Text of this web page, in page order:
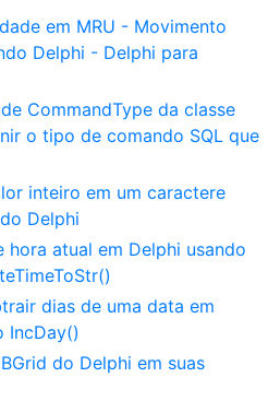
em MRU - Movimento
Delphi - Delphi para
CommandType da classe
o tipo de comando SQL que
inteiro em um caractere
Delphi
atual em Delphi usando
dias de uma data em
IncDay()
do Delphi em suas